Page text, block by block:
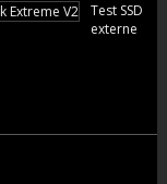
Test SSD
externe